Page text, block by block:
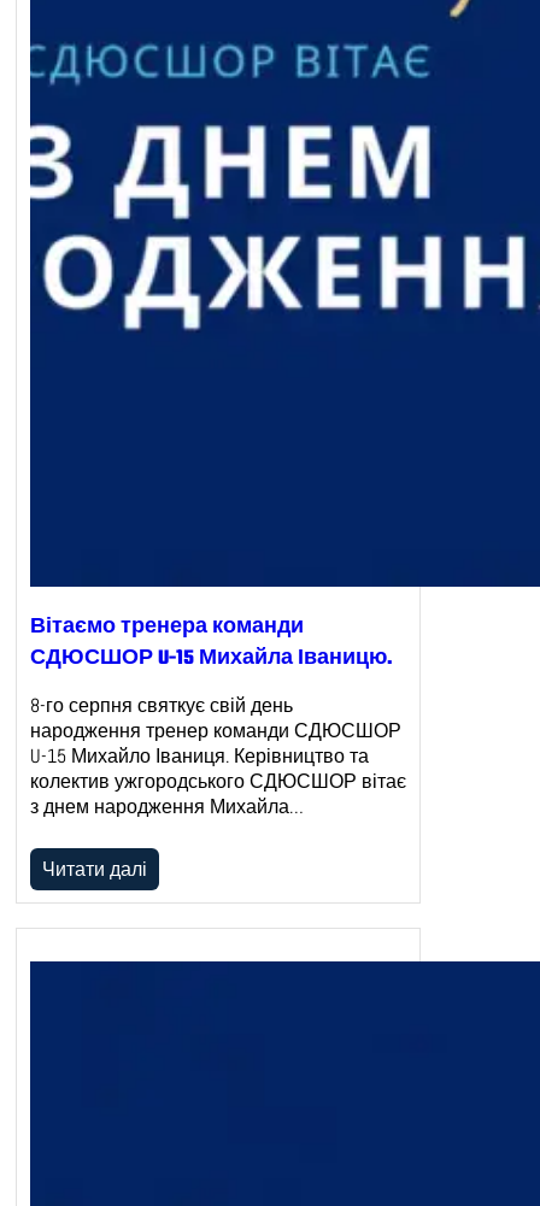
Вітаємо тренера команди
СДЮСШОР U-15 Михайла Іваницю.
8-го серпня святкує свій день
народження тренер команди СДЮСШОР
U-15 Михайло Іваниця. Керівництво та
колектив ужгородського СДЮСШОР вітає
з днем народження Михайла…
Читати далі